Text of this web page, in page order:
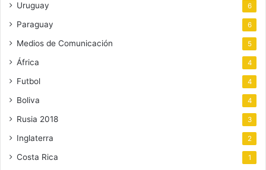
Uruguay 6
Paraguay 6
Medios de Comunicación 5
África 4
Futbol 4
Boliva 4
Rusia 2018 3
Inglaterra 2
Costa Rica 1